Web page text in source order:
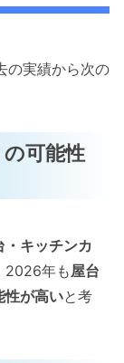
の実績から次の
可能性
・キッチンカ
2026年も屋台
性が高いと考